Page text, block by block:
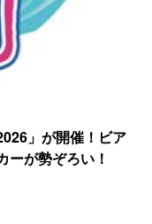
」が開催！ビア
ーが勢ぞろい！